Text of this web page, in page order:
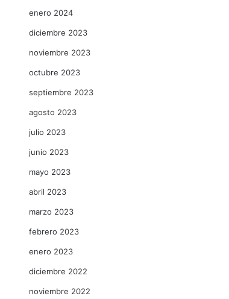
enero 2024
diciembre 2023
noviembre 2023
octubre 2023
septiembre 2023
agosto 2023
julio 2023
junio 2023
mayo 2023
abril 2023
marzo 2023
febrero 2023
enero 2023
diciembre 2022
noviembre 2022